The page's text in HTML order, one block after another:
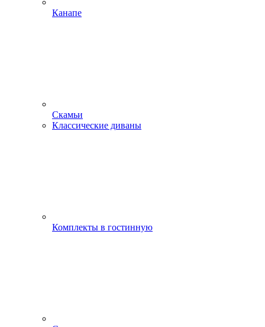
Канапе
Скамьи
Классические диваны
Комплекты в гостинную